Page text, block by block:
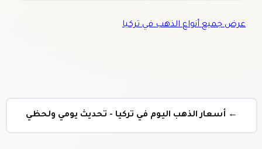
عرض جميع أنواع الذهب في تركيا
← أسعار الذهب اليوم في تركيا - تحديث يومي ولحظي